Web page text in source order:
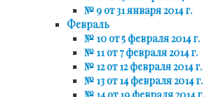
№ 9 от 31 января 2014 г.
Февраль
№ 10 от 5 февраля 2014 г.
№ 11 от 7 февраля 2014 г.
№ 12 от 12 февраля 2014 г.
№ 13 от 14 февраля 2014 г.